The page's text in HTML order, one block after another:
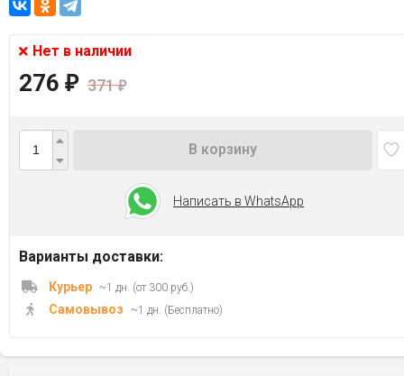
Нет в наличии
276 ₽ 371₽
В корзину
Написать в WhatsApp
Варианты доставки:
Курьер ~1 дн. (от 300 руб.)
Самовывоз ~1 дн. (Бесплатно)